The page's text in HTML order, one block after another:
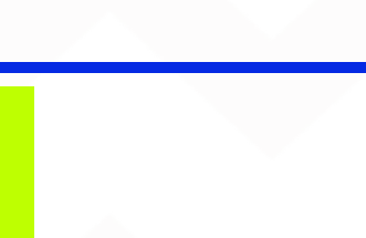
Gabriel Elias faz da